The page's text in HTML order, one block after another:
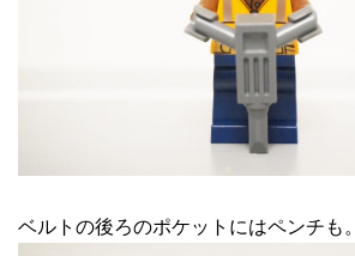
ベルトの後ろのポケットにはペンチも。